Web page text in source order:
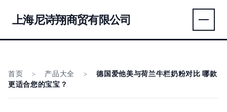
上海尼诗翔商贸有限公司
首页 > 产品大全 >
德国爱他美与荷兰牛栏奶粉对比 哪款
更适合您的宝宝？